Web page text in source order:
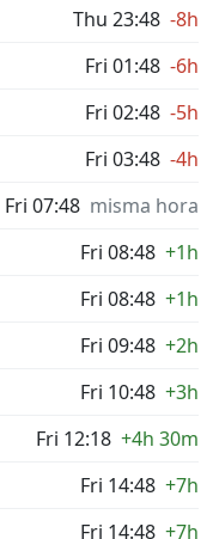
Thu 23:48 -8h
Fri 01:48 -6h
Fri 02:48 -5h
Fri 03:48 -4h
Fri 07:48 misma hora
Fri 08:48 +1h
Fri 08:48 +1h
Fri 09:48 +2h
Fri 10:48 +3h
Fri 12:18 +4h 30m
Fri 14:48 +7h
Fri 14:48 +7h